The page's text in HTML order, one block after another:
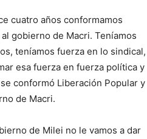
cuatro años conformamos
gobierno de Macri. Teníamos
teníamos fuerza en lo sindical,
esa fuerza en fuerza política y
conformó Liberación Popular y
de Macri.
de Milei no le vamos a dar